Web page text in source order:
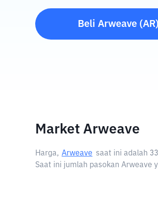
Beli Arweave (AR)
Market Arweave
Harga, Arweave saat ini adalah
Saat ini jumlah pasokan Arweave